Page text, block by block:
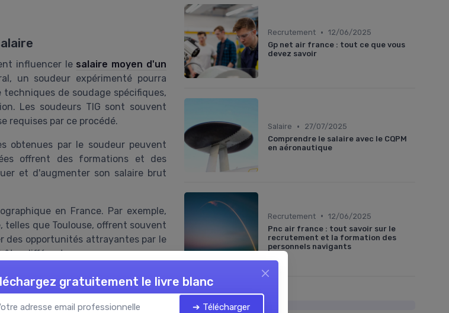
influencer le salaire moyen d'un
un soudeur expérimenté pourra
de soudage spécifiques,
Les soudeurs TIG sont souvent
requises par ce procédé.
obtenues par le soudeur peuvent
offrent des formations et des
et d'augmenter son salaire brut
en France. Par exemple,
que Toulouse, offrent souvent
des opportunités attrayantes par le
être différentes.
s'agisse de la production, de la
le salaire minimum et maximum
prendre en compte l'ensemble de
Recrutement • 12/06/2025
Gp net air france : tout ce que vous
devez savoir
Salaire •
27/07/2025
Comprendre le salaire avec le CQPM
en aéronautique
Recrutement • 12/06/2025
Pnc air france : tout savoir sur le
recrutement et la formation des
personnels navigants
À lire aussi
gratuitement le livre blanc
➔ Télécharger